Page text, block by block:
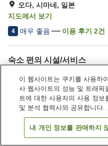
오다, 시마네, 일본
지도에서 보기
4 매우 좋음 이용 후기 2건
숙소 편의 시설/서비스
주차장
일본 시마네 오다
객
이 웹사이트는 쿠키를 사용하
사 웹사이트의 성능 및 트래픽
트에 대한 사용자의 사용 정
및 분석 협력사와 공유합니다.
내 개인 정보를 판매하지